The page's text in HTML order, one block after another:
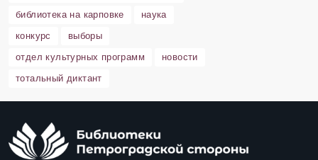
библиотека на карповке
наука
конкурс
выборы
отдел культурных программ
новости
тотальный диктант